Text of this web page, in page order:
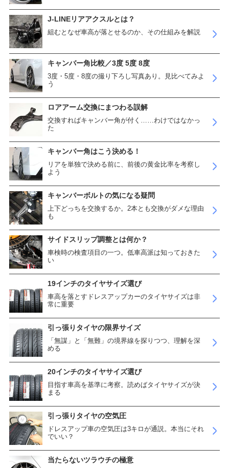
J-LINEリアアクスルとは？
組むとなぜ車高が落とせるのか、その仕組みを解説
キャンバー角比較／3度 5度 8度
3度・5度・8度の撮り下ろし写真あり。見比べてみよ
う
ロアアーム交換にまつわる誤解
交換すればキャンバー角が付く……わけではなかっ
た
キャンバー角はこう決める！
リアを単独で決める前に、前後の黄金比率を考察し
よう
キャンバーボルトの気になる疑問
上下どっちを交換するか。2本とも交換がダメな理由
も
サイドスリップ調整とは何か？
車検時の検査項目の一つ。低車高派は知っておきた
い
19インチのタイヤサイズ選び
車高を落とすドレスアップカーのタイヤサイズは非
常に重要
引っ張りタイヤの限界サイズ
「無謀」と「無難」の境界線を探りつつ、理解を深
める
20インチのタイヤサイズ選び
目指す車高を基準に考察。読めばタイヤサイズが決
まる
引っ張りタイヤの空気圧
ドレスアップ車の空気圧は3キロが通説。本当にそれ
でいい？
当たらないツラウチの極意